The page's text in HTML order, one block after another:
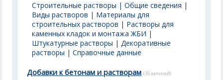
Строительные растворы | Общие сведения |
Виды растворов | Материалы для
строительных растворов | Растворы для
каменных кладок и монтажа ЖБИ |
Штукатурные растворы |Декоративные
растворы |Справочные данные
Добавки к бетонам и растворам (35 записей)